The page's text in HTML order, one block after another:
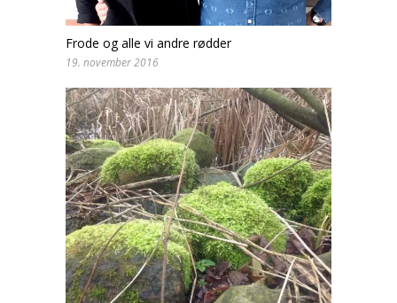
Frode og alle vi andre rødder
19. november 2016